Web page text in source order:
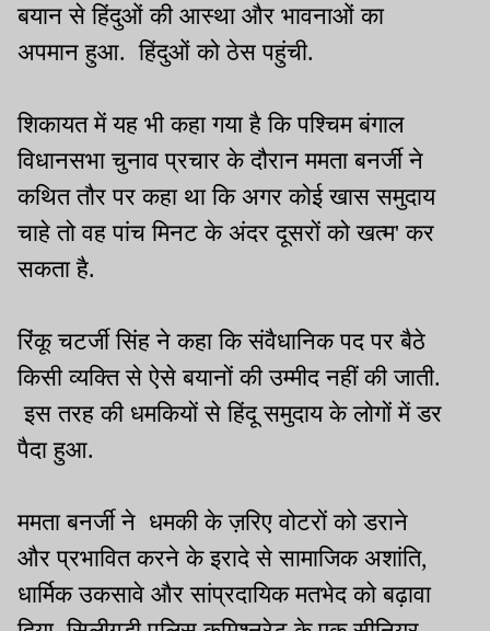
बयान से हिंदुओं की आस्था और भावनाओं का
अपमान हुआ. हिंदुओं को ठेस पहुंची.
शिकायत में यह भी कहा गया है कि पश्चिम बंगाल
विधानसभा चुनाव प्रचार के दौरान ममता बनर्जी ने
कथित तौर पर कहा था कि अगर कोई खास समुदाय
चाहे तो वह पांच मिनट के अंदर दूसरों को खत्म' कर
सकता है.
रिंकू चटर्जी सिंह ने कहा कि संवैधानिक पद पर बैठे
किसी व्यक्ति से ऐसे बयानों की उम्मीद नहीं की जाती.
इस तरह की धमकियों से हिंदू समुदाय के लोगों में डर
पैदा हुआ.
ममता बनर्जी ने धमकी के ज़रिए वोटरों को डराने
और प्रभावित करने के इरादे से सामाजिक अशांति,
धार्मिक उकसावे और सांप्रदायिक मतभेद को बढ़ावा